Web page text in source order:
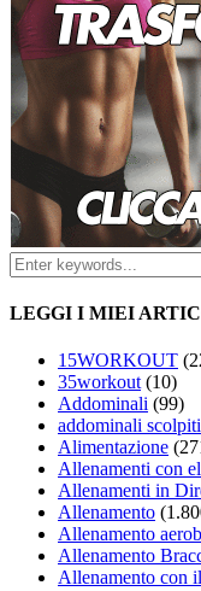
LEGGI I MIEI
15WORKOUT
35workout (10)
Addominali (99)
addominali scolpiti
Alimentazione
Allenamenti con
Allenamenti in
Allenamento
Allenamento
Allenamento
Allenamento con